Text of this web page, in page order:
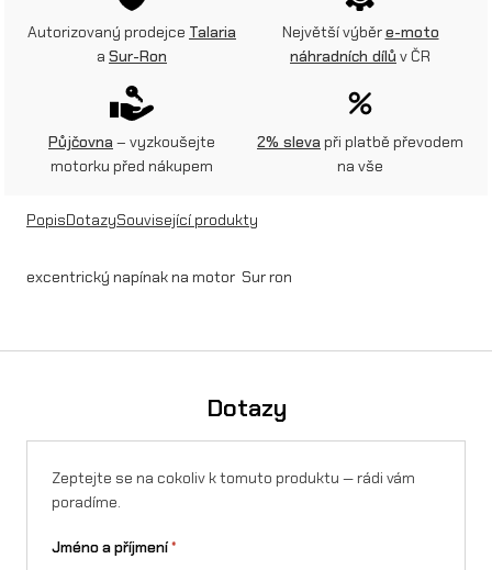
Autorizovaný prodejce Talaria
a Sur-Ron
Největší výběre-moto
náhradních dílů v ČR
Půjčovna – vyzkoušejte
motorku před nákupem
2% sleva při platbě převodem
na vše
PopisDotazySouvisející produkty
excentrický napínak na motor Sur ron
Dotazy
Zeptejte se na cokoliv k tomuto produktu — rádi vám
poradíme.
Jméno a příjmení*